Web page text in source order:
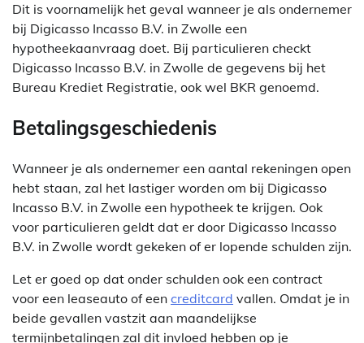
Dit is voornamelijk het geval wanneer je als ondernemer
bij Digicasso Incasso B.V. in Zwolle een
hypotheekaanvraag doet. Bij particulieren checkt
Digicasso Incasso B.V. in Zwolle de gegevens bij het
Bureau Krediet Registratie, ook wel BKR genoemd.
Betalingsgeschiedenis
Wanneer je als ondernemer een aantal rekeningen open
hebt staan, zal het lastiger worden om bij Digicasso
Incasso B.V. in Zwolle een hypotheek te krijgen. Ook
voor particulieren geldt dat er door Digicasso Incasso
B.V. in Zwolle wordt gekeken of er lopende schulden zijn.
Let er goed op dat onder schulden ook een contract
voor een leaseauto of een creditcard vallen. Omdat je in
beide gevallen vastzit aan maandelijkse
termijnbetalingen zal dit invloed hebben op je